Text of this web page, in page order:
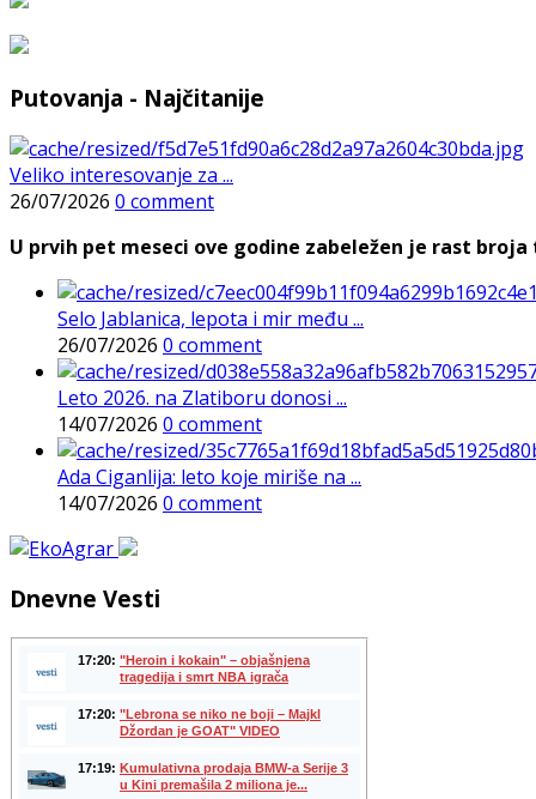
Putovanja - Najčitanije
Veliko interesovanje za ...
26/07/2026 0 comment
U prvih pet meseci ove godine zabeležen je rast
Selo Jablanica, lepota i mir među ...
26/07/2026 0 comment
Leto 2026. na Zlatiboru donosi ...
14/07/2026 0 comment
Ada Ciganlija: leto koje miriše na ...
14/07/2026 0 comment
Dnevne Vesti